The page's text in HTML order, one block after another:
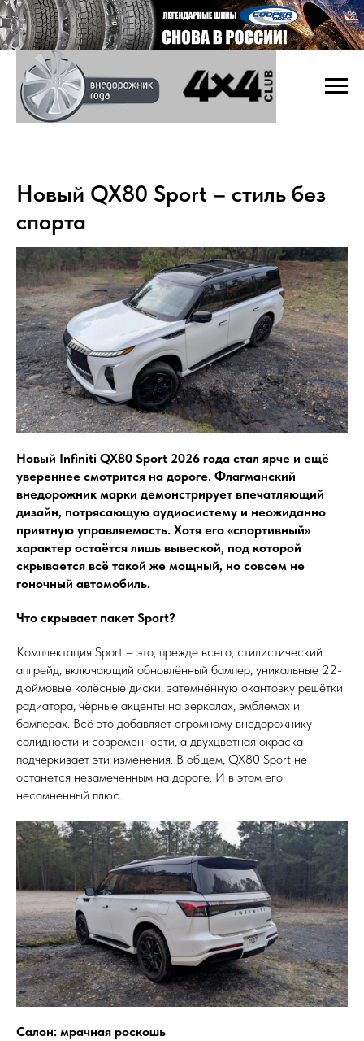
Новый QX80 Sport – стиль без
спорта
Новый Infiniti QX80 Sport 2026 года стал ярче и ещё
увереннее смотрится на дороге. Флагманский
внедорожник марки демонстрирует впечатляющий
дизайн, потрясающую аудиосистему и неожиданно
приятную управляемость. Хотя его «спортивный»
характер остаётся лишь вывеской, под которой
скрывается всё такой же мощный, но совсем не
гоночный автомобиль.
Что скрывает пакет Sport?
Комплектация Sport – это, прежде всего, стилистический
апгрейд, включающий обновлённый бампер, уникальные 22-
дюймовые колёсные диски, затемнённую окантовку решётки
радиатора, чёрные акценты на зеркалах, эмблемах и
бамперах. Всё это добавляет огромному внедорожнику
солидности и современности, а двухцветная окраска
подчёркивает эти изменения. В общем, QX80 Sport не
останется незамеченным на дороге. И в этом его
несомненный плюс.
Салон: мрачная роскошь